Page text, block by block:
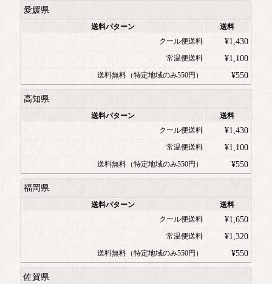
愛媛県
送料パターン
送料
クール便送料
¥1,430
常温便送料 ¥1,100
送料無料（特定地域のみ550円） ¥550
高知県
送料パターン
送料
クール便送料
¥1,430
常温便送料 ¥1,100
送料無料（特定地域のみ550円） ¥550
福岡県
送料パターン
送料
クール便送料
¥1,650
常温便送料 ¥1,320
送料無料（特定地域のみ550円） ¥550
佐賀県